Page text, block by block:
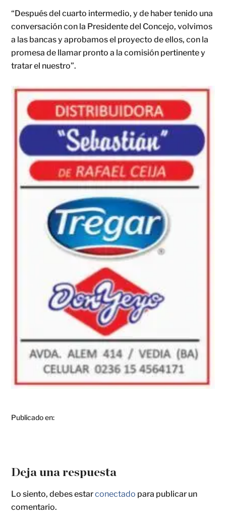
“Después del cuarto intermedio, y de haber tenido una
conversación con la Presidente del Concejo, volvimos
a las bancas y aprobamos el proyecto de ellos, con la
promesa de llamar pronto a la comisión pertinente y
tratar el nuestro”.
Publicado en:
Deja una respuesta
Lo siento, debes estarconectado para publicar un
comentario.